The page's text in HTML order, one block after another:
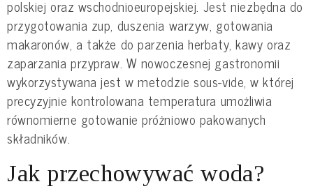
polskiej oraz wschodnioeuropejskiej. Jest niezbędna do
przygotowania zup, duszenia warzyw, gotowania
makaronów, a także do parzenia herbaty, kawy oraz
zaparzania przypraw. W nowoczesnej gastronomii
wykorzystywana jest w metodzie sous-vide, w której
precyzyjnie kontrolowana temperatura umożliwia
równomierne gotowanie próżniowo pakowanych
składników.
Jak przechowywać woda?